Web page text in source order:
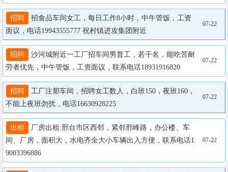
招聘
招食品车间女工，每日工作8小时，中午管饭，工资
面议，电话19943555777 祝村镇进攻集团附近
07-22
招聘
沙河城附近一工厂招车间男普工，若干名，能吃苦耐
劳者优先，中午管饭，工资面议，联系电话18931916820
07-22
招聘
工厂注塑车间，招聘女工数人，白班150，夜班160，
不能上夜班勿扰，电话16630928225
07-22
出租
厂房出租:邢台市区西邻，紧邻邢峰路，办公楼、车
间、厂房，面积大，水电齐全大小车辆出入方便，联系电话1
9003396886
07-22